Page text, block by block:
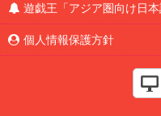
遊戯王「アジア圏向け日
個人情報保護方針